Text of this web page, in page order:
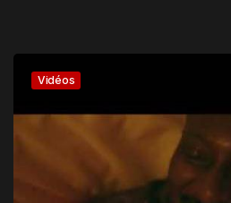
Vidéos